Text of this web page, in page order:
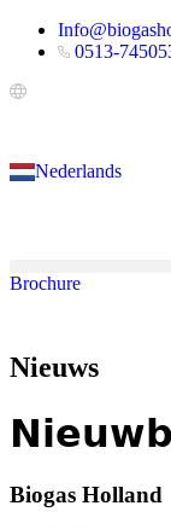
naar
inhoud
0513-
Nederlands
Brochure
Nieuws
Biogas Holland